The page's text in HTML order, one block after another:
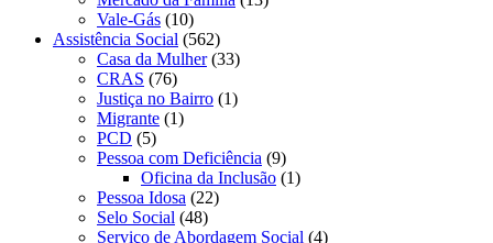
Vale-Gás (10)
Assistência Social (562)
Casa da Mulher(33)
CRAS (76)
Justiça no Bairro (1)
Migrante (1)
PCD (5)
Pessoa com Deficiência (9)
Oficina da Inclusão (1)
Pessoa Idosa (22)
Selo Social (48)
Serviço de Abordagem Social (4)